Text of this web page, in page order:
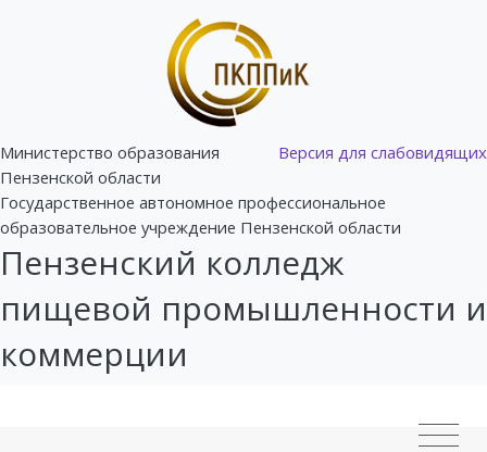
Версия для слабовидящих
Министерство образования
Пензенской области
Государственное автономное профессиональное
образовательное учреждение Пензенской области
Пензенский колледж
пищевой промышленности и
коммерции